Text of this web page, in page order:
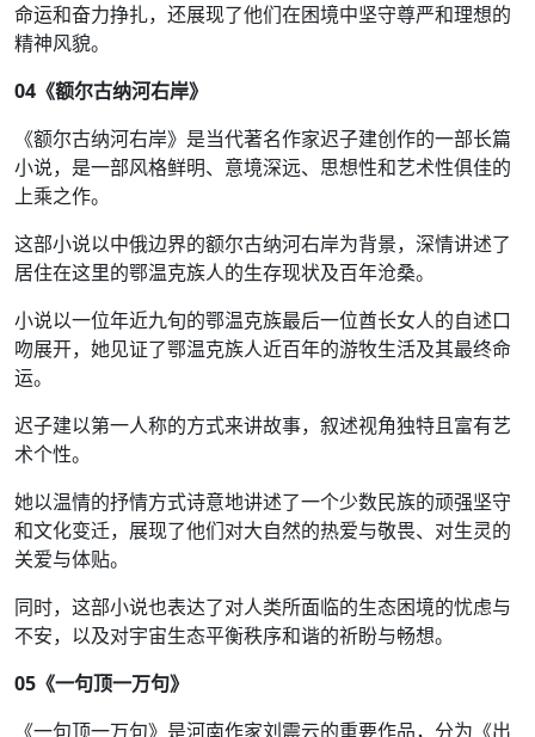
命运和奋力挣扎，还展现了他们在困境中坚守尊严和理想的
精神风貌。
04 《额尔古纳河右岸》
《额尔古纳河右岸》是当代著名作家迟子建创作的一部长篇
小说，是一部风格鲜明、意境深远、思想性和艺术性俱佳的
上乘之作。
这部小说以中俄边界的额尔古纳河右岸为背景，深情讲述了
居住在这里的鄂温克族人的生存现状及百年沧桑。
小说以一位年近九旬的鄂温克族最后一位酋长女人的自述口
吻展开，她见证了鄂温克族人近百年的游牧生活及其最终命
运。
迟子建以第一人称的方式来讲故事，叙述视角独特且富有艺
术个性。
她以温情的抒情方式诗意地讲述了一个少数民族的顽强坚守
和文化变迁，展现了他们对大自然的热爱与敬畏、对生灵的
关爱与体贴。
同时，这部小说也表达了对人类所面临的生态困境的忧虑与
不安，以及对宇宙生态平衡秩序和谐的祈盼与畅想。
05 《一句顶一万句》
《一句顶一万句》是河南作家刘震云的重要作品，分为《出